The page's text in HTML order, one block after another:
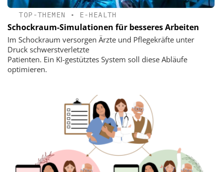
TOP-THEMEN • E-HEALTH
Schockraum-Simulationen für besseres Arbeiten
Im Schockraum versorgen Ärzte und Pflegekräfte unter
Druck schwerstverletzte
Patienten. Ein KI-gestütztes System soll diese Abläufe
optimieren.